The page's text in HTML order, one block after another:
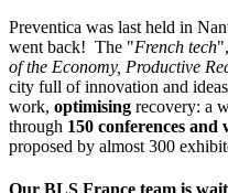
Preventica was last held in
went back! The "French tech
of the Economy, Productive
city full of innovation and
work, optimising recovery: a
through 150 conferences and
proposed by almost 300
Our BLS France team is